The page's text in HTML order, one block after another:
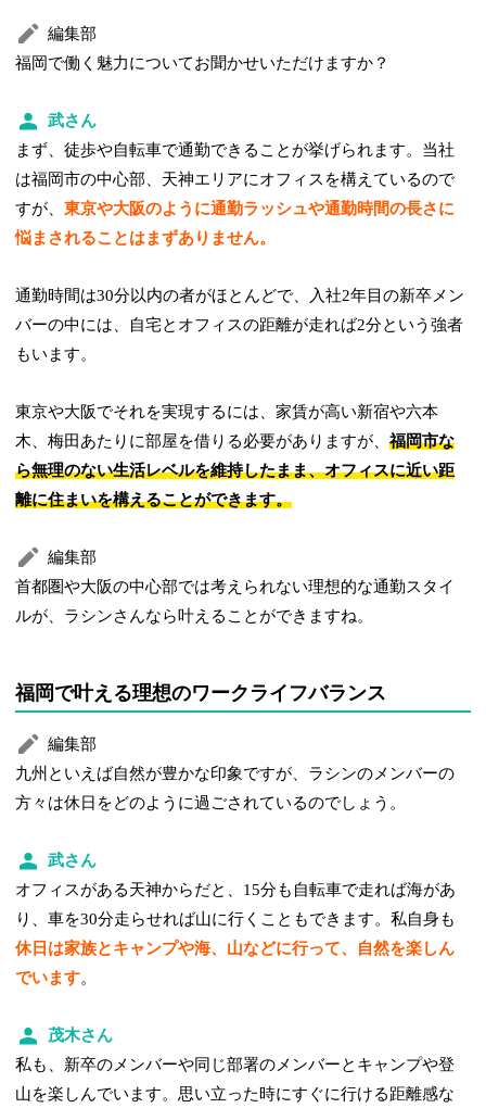
編集部
福岡で働く魅力についてお聞かせいただけますか？
武さん
まず、徒歩や自転車で通勤できることが挙げられます。当社
は福岡市の中心部、天神エリアにオフィスを構えているので
すが、東京や大阪のように通勤ラッシュや通勤時間の長さに
悩まされることはまずありません。
通勤時間は30分以内の者がほとんどで、入社2年目の新卒メン
バーの中には、自宅とオフィスの距離が走れば2分という強者
もいます。
東京や大阪でそれを実現するには、家賃が高い新宿や六本
木、梅田あたりに部屋を借りる必要がありますが、福岡市な
ら無理のない生活レベルを維持したまま、オフィスに近い距
離に住まいを構えることができます。
編集部
首都圏や大阪の中心部では考えられない理想的な通勤スタイ
ルが、ラシンさんなら叶えることができますね。
福岡で叶える理想のワークライフバランス
編集部
九州といえば自然が豊かな印象ですが、ラシンのメンバーの
方々は休日をどのように過ごされているのでしょう。
武さん
オフィスがある天神からだと、15分も自転車で走れば海があ
り、車を30分走らせれば山に行くこともできます。私自身も
休日は家族とキャンプや海、山などに行って、自然を楽しん
でいます。
茂木さん
私も、新卒のメンバーや同じ部署のメンバーとキャンプや登
山を楽しんでいます。思い立った時にすぐに行ける距離感な